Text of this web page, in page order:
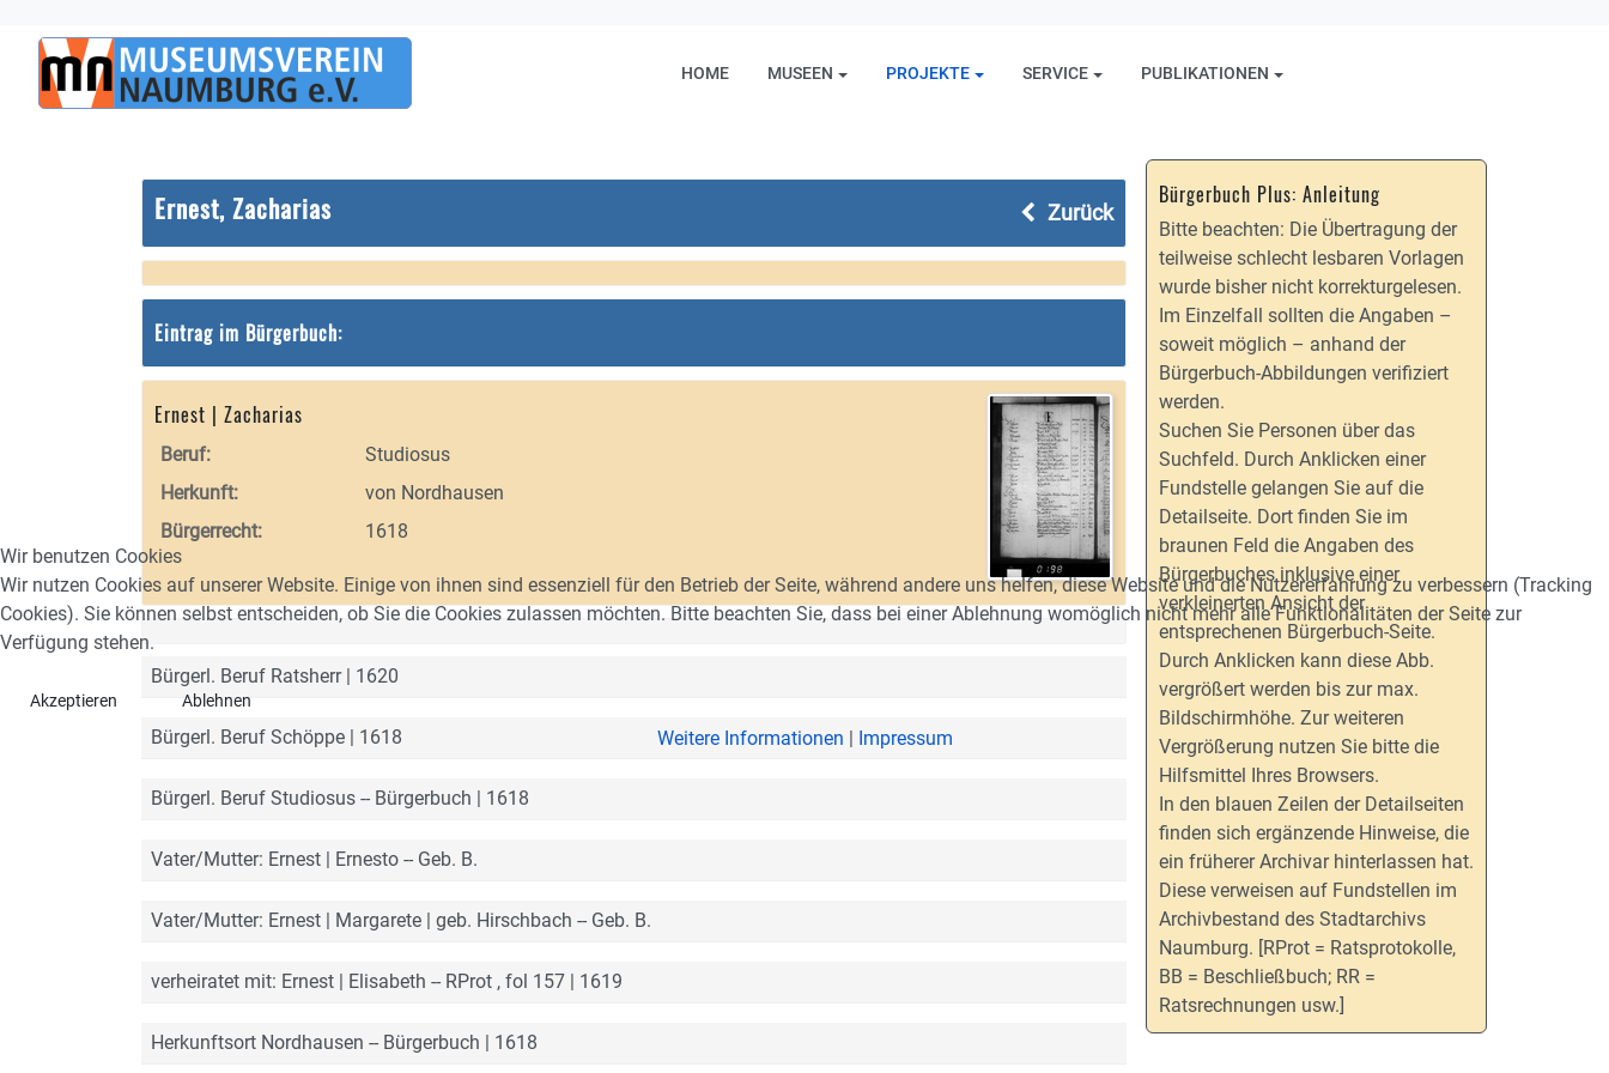
HOME MUSEEN PROJEKTE SERVICE PUBLIKATIONEN
Zurück
Ernest, Zacharias
Eintrag im Bürgerbuch:
Ernest | Zacharias
Beruf:
Studiosus
Herkunft:
von Nordhausen
Bürgerrecht:
1618
Bürgerl. Beruf Ratsherr | 1620
Bürgerl. Beruf Schöppe | 1618
Bürgerl. Beruf Studiosus -- Bürgerbuch | 1618
Vater/Mutter: Ernest | Ernesto -- Geb. B.
Vater/Mutter: Ernest | Margarete | geb. Hirschbach -- Geb. B.
verheiratet mit: Ernest | Elisabeth -- RProt , fol 157 | 1619
Herkunftsort Nordhausen -- Bürgerbuch | 1618
Bürgerbuch Plus: Anleitung
Bitte beachten: Die Übertragung der
teilweise schlecht lesbaren Vorlagen
wurde bisher nicht korrekturgelesen.
Im Einzelfall sollten die Angaben –
soweit möglich – anhand der
Bürgerbuch-Abbildungen verifiziert
werden.
Suchen Sie Personen über das
Suchfeld. Durch Anklicken einer
Fundstelle gelangen Sie auf die
Detailseite. Dort finden Sie im
braunen Feld die Angaben des
Bürgerbuches inklusive einer
verkleinerten Ansicht der
entsprechenen Bürgerbuch-Seite.
Durch Anklicken kann diese Abb.
vergrößert werden bis zur max.
Bildschirmhöhe. Zur weiteren
Vergrößerung nutzen Sie bitte die
Hilfsmittel Ihres Browsers.
In den blauen Zeilen der Detailseiten
finden sich ergänzende Hinweise, die
ein früherer Archivar hinterlassen hat.
Diese verweisen auf Fundstellen im
Archivbestand des Stadtarchivs
Naumburg. [RProt = Ratsprotokolle,
BB = Beschließbuch; RR =
Ratsrechnungen usw.]
Wir benutzen Cookies
Wir nutzen Cookies auf unserer Website. Einige von ihnen sind essenziell für den Betrieb der Seite, während andere uns helfen, diese Website und die Nutzererfahrung zu verbessern (Tracking
Cookies). Sie können selbst entscheiden, ob Sie die Cookies zulassen möchten. Bitte beachten Sie, dass bei einer Ablehnung womöglich nicht mehr alle Funktionalitäten der Seite zur
Verfügung stehen.
Akzeptieren Ablehnen
Weitere Informationen | Impressum